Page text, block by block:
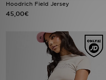
Hoodrich Field Jersey
45,00€
Lataa JD-sovellus